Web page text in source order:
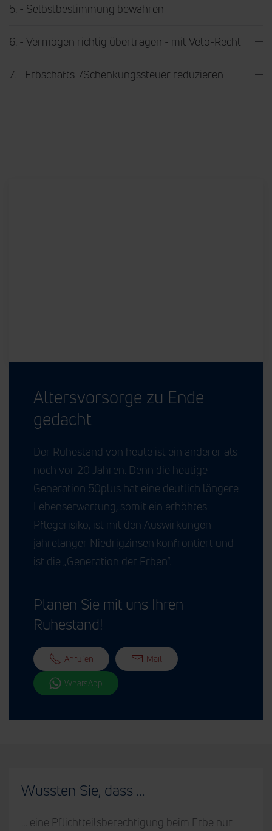
5. - Selbstbestimmung bewahren
6. - Vermögen richtig übertragen - mit Veto-Recht
7. - Erbschafts-/Schenkungssteuer reduzieren
Altersvorsorge zu Ende
gedacht
Der Ruhestand von heute ist ein anderer als
noch vor 20 Jahren. Denn die heutige
Generation 50plus hat eine deutlich längere
Lebenserwartung, somit ein erhöhtes
Pflegerisiko, ist mit den Auswirkungen
jahrelanger Niedrigzinsen konfrontiert und
ist die „Generation der Erben“.
Planen Sie mit uns Ihren
Ruhestand!
Anrufen Mail
WhatsApp
Wussten Sie, dass ...
… eine Pflichtteilsberechtigung beim Erbe nur